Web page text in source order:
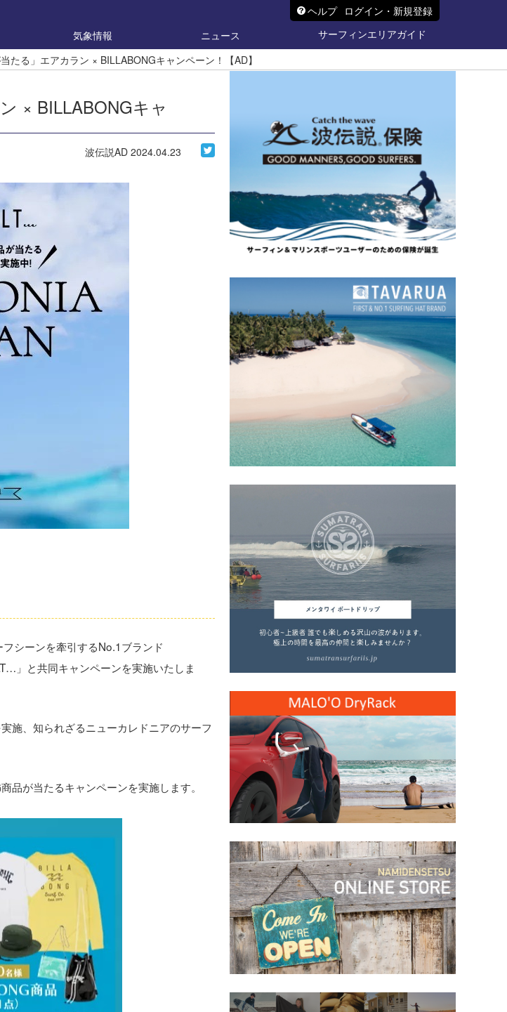
ヘルプ ログイン・新規登録
気象情報 ニュース
サーフィンエリアガイド
たる」エアカラン × BILLABONGキャンペーン！【AD】
× BILLABONGキャ
波伝説AD 2024.04.23
シーンを牽引するNo.1ブランド
」と共同キャンペーンを実施いたしま
施、知られざるニューカレドニアのサーフ
が当たるキャンペーンを実施します。